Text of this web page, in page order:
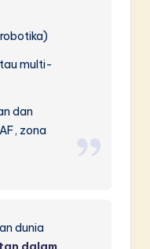
multi-
dan
zona
dunia